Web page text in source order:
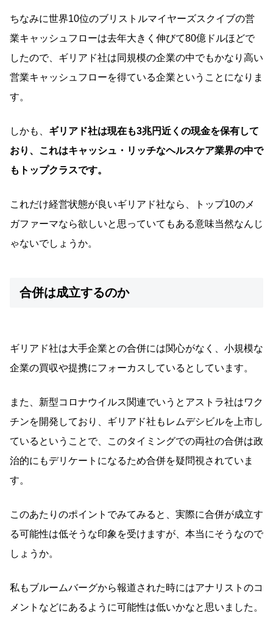
ちなみに世界10位のブリストルマイヤーズスクイブの営
業キャッシュフローは去年大きく伸びて80億ドルほどで
したので、ギリアド社は同規模の企業の中でもかなり高い
営業キャッシュフローを得ている企業ということになりま
す。
しかも、 ギリアド社は現在も3兆円近くの現金を保有して
おり、これはキャッシュ・リッチなヘルスケア業界の中で
もトップクラスです。
これだけ経営状態が良いギリアド社なら、トップ10のメ
ガファーマなら欲しいと思っていてもある意味当然なんじ
ゃないでしょうか。
合併は成立するのか
ギリアド社は大手企業との合併には関心がなく、小規模な
企業の買収や提携にフォーカスしているとしています。
また、新型コロナウイルス関連でいうとアストラ社はワク
チンを開発しており、ギリアド社もレムデシビルを上市し
ているということで、このタイミングでの両社の合併は政
治的にもデリケートになるため合併を疑問視されていま
す。
このあたりのポイントでみてみると、実際に合併が成立す
る可能性は低そうな印象を受けますが、本当にそうなので
しょうか。
私もブルームバーグから報道された時にはアナリストのコ
メントなどにあるように可能性は低いかなと思いました。